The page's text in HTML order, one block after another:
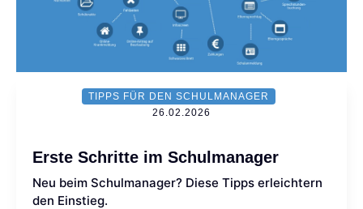
TIPPS FÜR DEN SCHULMANAGER
26.02.2026
Erste Schritte im Schulmanager
Neu beim Schulmanager? Diese Tipps erleichtern
den Einstieg.